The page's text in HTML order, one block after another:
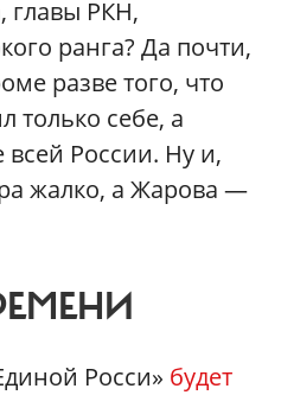
главы РКН,
ранга? Да почти,
разве того, что
только себе, а
России. Ну и,
жалко, а Жарова —
Росси» будет